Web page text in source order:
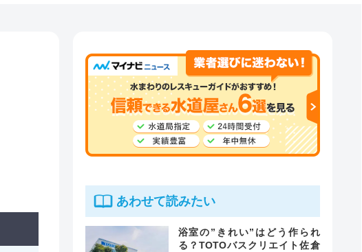
あわせて読みたい
浴室の”きれい”はどう作られ
る？TOTOバスクリエイト佐倉